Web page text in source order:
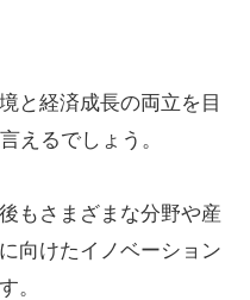
と経済成長の両立を目
えるでしょう。
もさまざまな分野や産
向けたイノベーション
。